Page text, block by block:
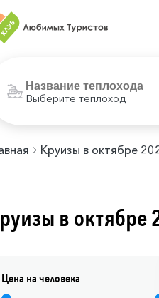
Выберите теплоход
Круизы в октябре
в октябре
Цена на человека